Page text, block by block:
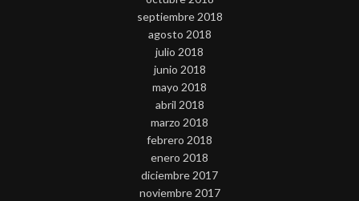
septiembre 2018
agosto 2018
julio 2018
junio 2018
mayo 2018
abril 2018
marzo 2018
febrero 2018
enero 2018
diciembre 2017
noviembre 2017